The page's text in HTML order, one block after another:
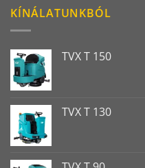
KÍNÁLATUNKBÓL
TVX T 150
TVX T 130